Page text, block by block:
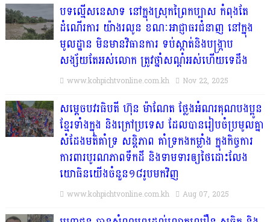
បទល្មើសនេសាទ នៅក្នុងស្រុកព្រៃកប្បាស កំពុងតែ
ដំណើរការ យ៉ាងរលូន ខណៈអាជ្ញាធរជំនាញ នៅក្នុង
មូលដ្ឋាន មិនមានវិធានការ ទប់ស្កាត់និងបង្ក្រាប
សង្ស័យតែអស់លោក ត្រូវថ្នាំសណ្ដំអស់ហើយទេដឹង
www.kohpichtvonline.com.kh Nov 22, 2025
សម្តេចបវរធិបតី ហ៊ុន ម៉ាណែត ថ្លែងអំណរគុណបងប្អូន
ខ្មែរទាំងក្នុង និងក្រៅប្រទេស ដែលបានរៀបចំប្រមូលគ្នា
សំដែងមតិគាំទ្រ សន្តិភាព គាំទ្រកងកម្លាំង ក្នុងកិច្ចការ
ការពារបូរណភាពទឹកដី និងទាមទារឲ្យថៃដោះលែង
យោធិនយើងចំនួន១៨រូបមកវិញ
www.kohpichtvonline.com.kh Aug 07, 2025